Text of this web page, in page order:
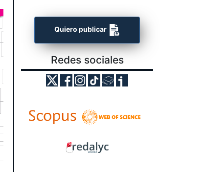
Quiero publicar
Redes sociales